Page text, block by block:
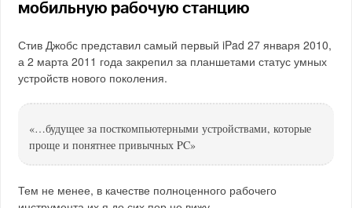
мобильную рабочую станцию
Стив Джобс представил самый первый iPad 27 января 2010,
а 2 марта 2011 года закрепил за планшетами статус умных
устройств нового поколения.
«…будущее за посткомпьютерными устройствами, которые
проще и понятнее привычных PC»
Тем не менее, в качестве полноценного рабочего